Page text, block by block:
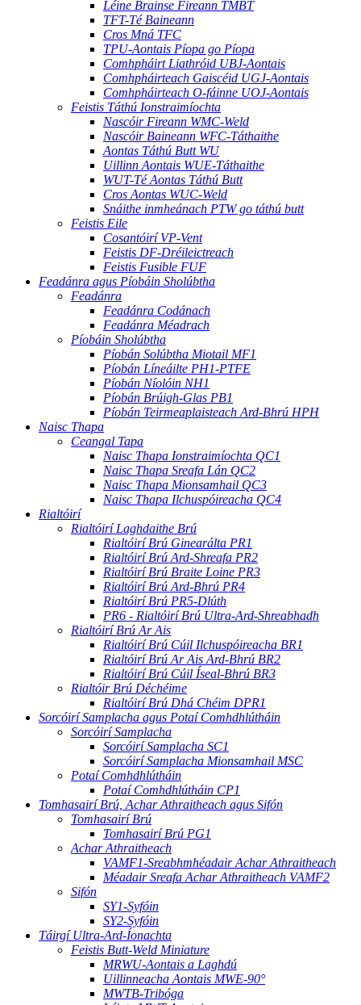
Léine Brainse Fireann TMBT
TFT-Té Baineann
Cros Mná TFC
TPU-Aontais Píopa go Píopa
Comhpháirt Liathróid UBJ-Aontais
Comhpháirteach Gaiscéid UGJ-Aontais
Comhpháirteach O-fáinne UOJ-Aontais
Feistis Táthú Ionstraimíochta
Nascóir Fireann WMC-Weld
Nascóir Baineann WFC-Táthaithe
Aontas Táthú Butt WU
Uillinn Aontais WUE-Táthaithe
WUT-Té Aontas Táthú Butt
Cros Aontas WUC-Weld
Snáithe inmheánach PTW go táthú butt
Feistis Eile
Cosantóirí VP-Vent
Feistis DF-Dréileictreach
Feistis Fusible FUF
Feadánra agus Píobáin Sholúbtha
Feadánra
Feadánra Codánach
Feadánra Méadrach
Píobáin Sholúbtha
Píobán Solúbtha Miotail MF1
Píobán Líneáilte PH1-PTFE
Píobán Níolóin NH1
Píobán Brúigh-Glas PB1
Píobán Teirmeaplaisteach Ard-Bhrú HPH
Naisc Thapa
Ceangal Tapa
Naisc Thapa Ionstraimíochta QC1
Naisc Thapa Sreafa Lán QC2
Naisc Thapa Mionsamhail QC3
Naisc Thapa Ilchuspóireacha QC4
Rialtóirí
Rialtóirí Laghdaithe Brú
Rialtóirí Brú Ginearálta PR1
Rialtóirí Brú Ard-Shreafa PR2
Rialtóirí Brú Braite Loine PR3
Rialtóirí Brú Ard-Bhrú PR4
Rialtóirí Brú PR5-Dlúth
PR6 - Rialtóirí Brú Ultra-Ard-Shreabhadh
Rialtóirí Brú Ar Ais
Rialtóirí Brú Cúil Ilchuspóireacha BR1
Rialtóirí Brú Ar Ais Ard-Bhrú BR2
Rialtóirí Brú Cúil Íseal-Bhrú BR3
Rialtóir Brú Déchéime
Rialtóirí Brú Dhá Chéim DPR1
Sorcóirí Samplacha agus Potaí Comhdhlútháin
Sorcóirí Samplacha
Sorcóirí Samplacha SC1
Sorcóirí Samplacha Mionsamhail MSC
Potaí Comhdhlútháin
Potaí Comhdhlútháin CP1
Tomhasairí Brú, Achar Athraitheach agus Sifón
Tomhasairí Brú
Tomhasairí Brú PG1
Achar Athraitheach
VAMF1-Sreabhmhéadair Achar Athraitheach
Méadair Sreafa Achar Athraitheach VAMF2
Sifón
SY1-Syfóin
SY2-Syfóin
Táirgí Ultra-Ard-Íonachta
Feistis Butt-Weld Miniature
MRWU-Aontais a Laghdú
Uillinneacha Aontais MWE-90°
MWTB-Tribóga